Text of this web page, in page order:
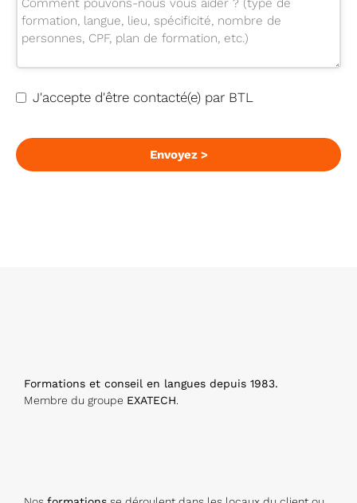
J'accepte d'être contacté(e) par BTL
m
ai
Envoyez >
Formations et conseil en langues depuis 1983.
Membre du groupe EXATECH